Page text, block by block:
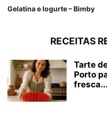
Gelatina e Iogurte – Bimby
RECEITAS
Tarte
Porto
fresca...